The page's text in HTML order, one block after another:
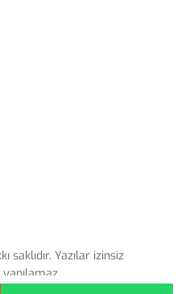
saklıdır. Yazılar izinsiz